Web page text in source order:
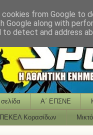
Α΄ ΕΠΣΝΕ
Κορασίδων
from Google to
Google along with
detect and address